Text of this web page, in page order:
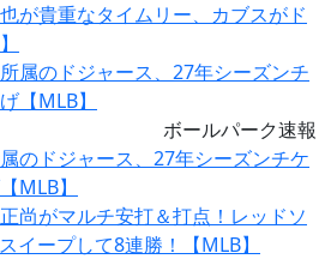
が貴重なタイムリー、カブスがド
ボールパーク速報
のドジャース、27年シーズンチケ
MLB】